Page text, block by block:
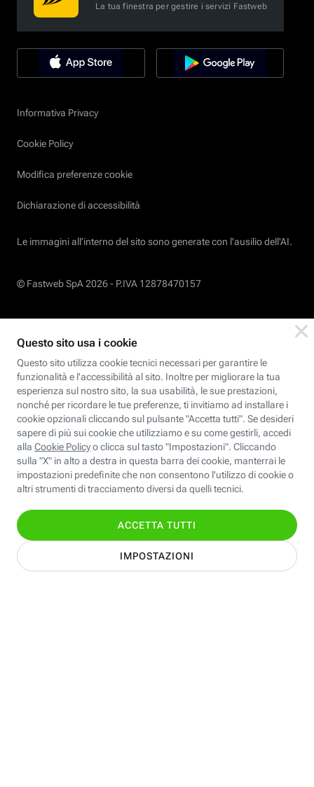
La tua finestra per gestire i servizi Fastweb
Informativa Privacy
Cookie Policy
Modifica preferenze cookie
Dichiarazione di accessibilità
Le immagini all’interno del sito sono generate con l'ausilio dell'AI.
© Fastweb SpA 2026 - P.IVA 12878470157